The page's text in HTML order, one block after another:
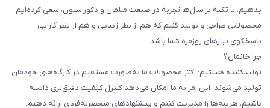
بدهیم. با تکیه بر سال‌ها تجربه در صنعت مبلمان و دکوراسیون، سعی کرده‌ایم
محصولاتی طراحی و تولید کنیم که هم از نظر زیبایی و هم از نظر کارایی
پاسخگوی نیازهای روزمره شما باشد.
چرا خانمان؟
تولیدکننده هستیم: اکثر محصولات ما به‌صورت مستقیم در کارگاه‌های خودمان
تولید می‌شوند. این امر به ما امکان می‌دهد کنترل کیفیت دقیق‌تری داشته
باشیم، هزینه‌ها را مدیریت کنیم و پیشنهادهای منحصربه‌فردی ارائه دهیم.